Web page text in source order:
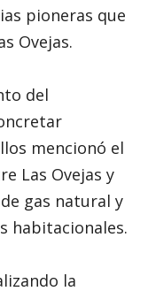
pioneras que
Ovejas.
del
mencionó el
Las Ovejas y
gas natural y
habitacionales.
la